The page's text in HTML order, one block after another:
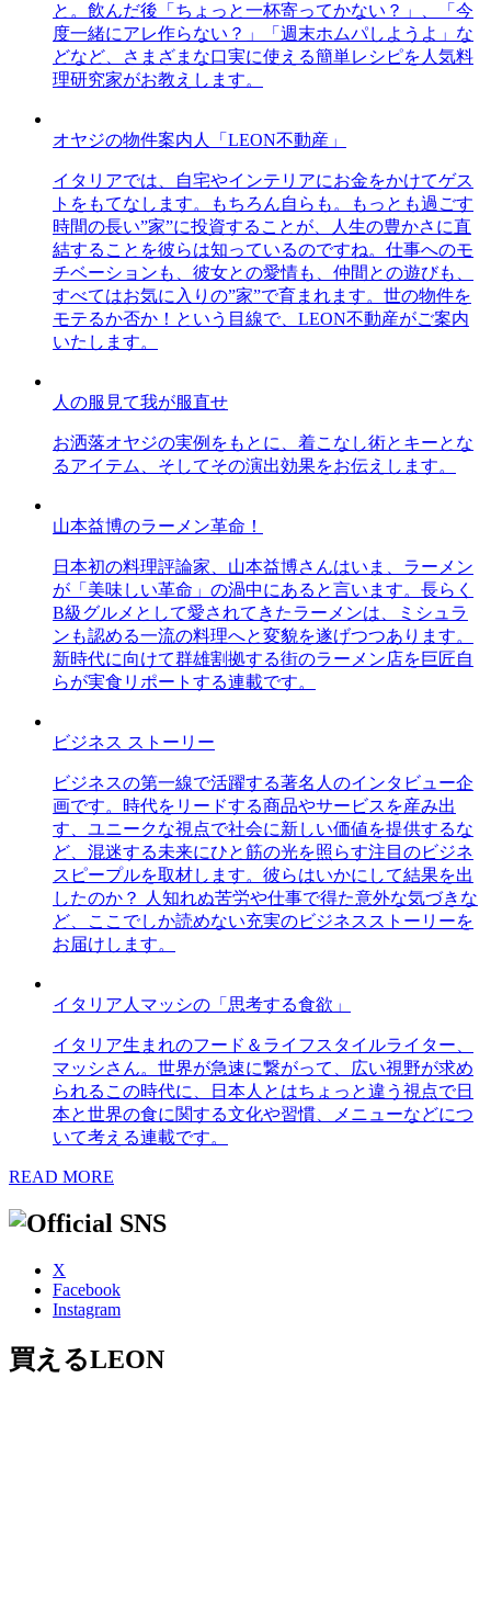
と。飲んだ後「ちょっと一杯寄ってかない？」、「今
度一緒にアレ作らない？」「週末ホムパしようよ」な
どなど、さまざまな口実に使える簡単レシピを人気料
理研究家がお教えします。
オヤジの物件案内人「LEON不動産」
イタリアでは、自宅やインテリアにお金をかけてゲス
トをもてなします。もちろん自らも。もっとも過ごす
時間の長い”家”に投資することが、人生の豊かさに直
結することを彼らは知っているのですね。仕事へのモ
チベーションも、彼女との愛情も、仲間との遊びも、
すべてはお気に入りの”家”で育まれます。世の物件を
モテるか否か！という目線で、LEON不動産がご案内
いたします。
人の服見て我が服直せ
お洒落オヤジの実例をもとに、着こなし術とキーとな
るアイテム、そしてその演出効果をお伝えします。
山本益博のラーメン革命！
日本初の料理評論家、山本益博さんはいま、ラーメン
が「美味しい革命」の渦中にあると言います。長らく
B級グルメとして愛されてきたラーメンは、ミシュラ
ンも認める一流の料理へと変貌を遂げつつあります。
新時代に向けて群雄割拠する街のラーメン店を巨匠自
らが実食リポートする連載です。
ビジネス ストーリー
ビジネスの第一線で活躍する著名人のインタビュー企
画です。時代をリードする商品やサービスを産み出
す、ユニークな視点で社会に新しい価値を提供するな
ど、混迷する未来にひと筋の光を照らす注目のビジネ
スピープルを取材します。彼らはいかにして結果を出
したのか？ 人知れぬ苦労や仕事で得た意外な気づきな
ど、ここでしか読めない充実のビジネスストーリーを
お届けします。
イタリア人マッシの「思考する食欲」
イタリア生まれのフード＆ライフスタイルライター、
マッシさん。世界が急速に繋がって、広い視野が求め
られるこの時代に、日本人とはちょっと違う視点で日
本と世界の食に関する文化や習慣、メニューなどにつ
いて考える連載です。
READ MORE
X
Facebook
Instagram
買えるLEON